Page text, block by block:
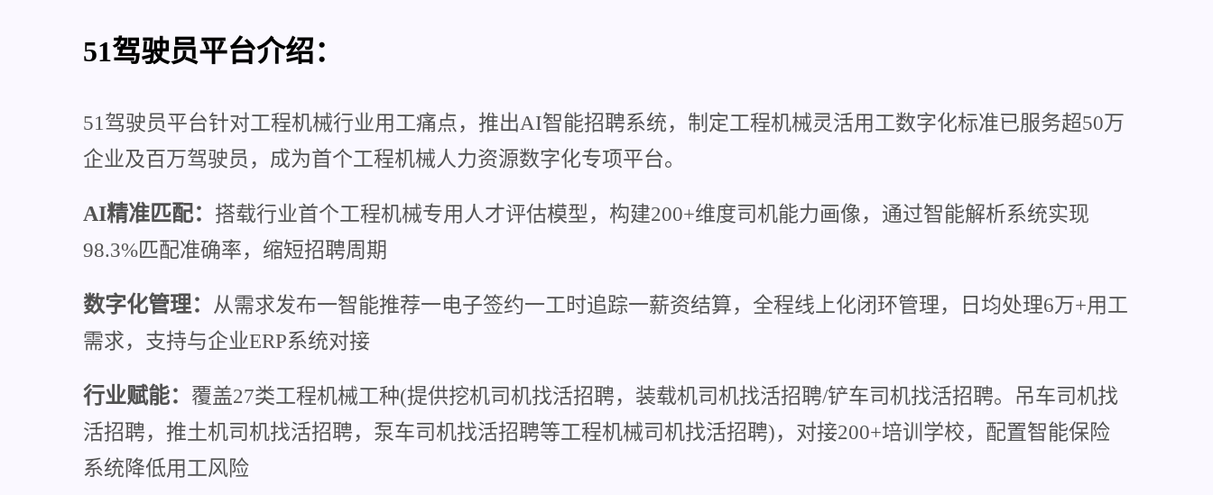
51驾驶员平台介绍：
51驾驶员平台针对工程机械行业用工痛点，推出AI智能招聘系统，制定工程机械灵活用工数字化标准已服务超50万
企业及百万驾驶员，成为首个工程机械人力资源数字化专项平台。
AI精准匹配： 搭载行业首个工程机械专用人才评估模型，构建200+维度司机能力画像，通过智能解析系统实现
98.3%匹配准确率，缩短招聘周期
数字化管理： 从需求发布一智能推荐一电子签约一工时追踪一薪资结算，全程线上化闭环管理，日均处理6万+用工
需求，支持与企业ERP系统对接
行业赋能： 覆盖27类工程机械工种(提供挖机司机找活招聘，装载机司机找活招聘/铲车司机找活招聘。吊车司机找
活招聘，推土机司机找活招聘，泵车司机找活招聘等工程机械司机找活招聘)，对接200+培训学校，配置智能保险
系统降低用工风险